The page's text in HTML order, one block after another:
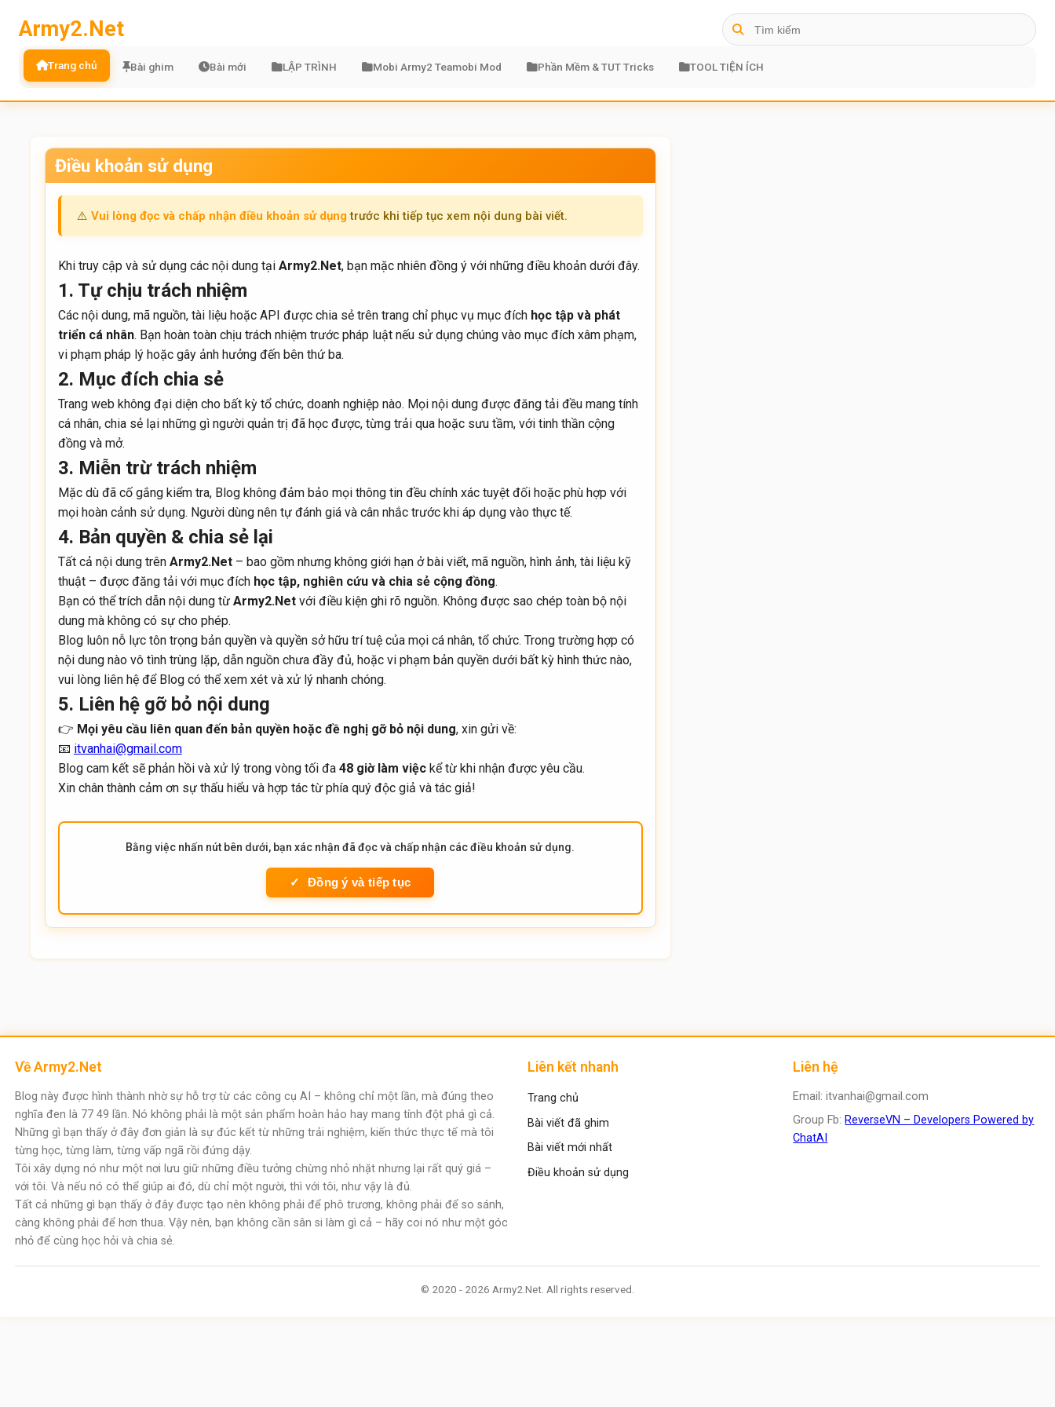
Army2.Net
Trang chủ Bài ghim Bài mới LẬP TRÌNH Mobi Army2 Teamobi Mod Phần Mềm & TUT Tricks TOOL TIỆN ÍCH
Điều khoản sử dụng
⚠️ Vui lòng đọc và chấp nhận điều khoản sử dụng trước khi tiếp tục xem nội dung bài viết.
Khi truy cập và sử dụng các nội dung tại Army2.Net, bạn mặc nhiên đồng ý với những điều khoản dưới đây.
1. Tự chịu trách nhiệm
Các nội dung, mã nguồn, tài liệu hoặc API được chia sẻ trên trang chỉ phục vụ mục đích học tập và phát
triển cá nhân. Bạn hoàn toàn chịu trách nhiệm trước pháp luật nếu sử dụng chúng vào mục đích xâm phạm,
vi phạm pháp lý hoặc gây ảnh hưởng đến bên thứ ba.
2. Mục đích chia sẻ
Trang web không đại diện cho bất kỳ tổ chức, doanh nghiệp nào. Mọi nội dung được đăng tải đều mang tính
cá nhân, chia sẻ lại những gì người quản trị đã học được, từng trải qua hoặc sưu tầm, với tinh thần cộng
đồng và mở.
3. Miễn trừ trách nhiệm
Mặc dù đã cố gắng kiểm tra, Blog không đảm bảo mọi thông tin đều chính xác tuyệt đối hoặc phù hợp với
mọi hoàn cảnh sử dụng. Người dùng nên tự đánh giá và cân nhắc trước khi áp dụng vào thực tế.
4. Bản quyền & chia sẻ lại
Tất cả nội dung trên Army2.Net– bao gồm nhưng không giới hạn ở bài viết, mã nguồn, hình ảnh, tài liệu kỹ
thuật – được đăng tải với mục đích học tập, nghiên cứu và chia sẻ cộng đồng.
Bạn có thể trích dẫn nội dung từ Army2.Netvới điều kiện ghi rõ nguồn. Không được sao chép toàn bộ nội
dung mà không có sự cho phép.
Blog luôn nỗ lực tôn trọng bản quyền và quyền sở hữu trí tuệ của mọi cá nhân, tổ chức. Trong trường hợp có
nội dung nào vô tình trùng lặp, dẫn nguồn chưa đầy đủ, hoặc vi phạm bản quyền dưới bất kỳ hình thức nào,
vui lòng liên hệ để Blog có thể xem xét và xử lý nhanh chóng.
5. Liên hệ gỡ bỏ nội dung
👉 Mọi yêu cầu liên quan đến bản quyền hoặc đề nghị gỡ bỏ nội dung, xin gửi về:
📧 itvanhai@gmail.com
Blog cam kết sẽ phản hồi và xử lý trong vòng tối đa 48 giờ làm việckể từ khi nhận được yêu cầu.
Xin chân thành cảm ơn sự thấu hiểu và hợp tác từ phía quý độc giả và tác giả!
Bằng việc nhấn nút bên dưới, bạn xác nhận đã đọc và chấp nhận các điều khoản sử dụng.
Đồng ý và tiếp tục
Về Army2.Net
Blog này được hình thành nhờ sự hỗ trợ từ các công cụ AI – không chỉ một lần, mà đúng theo
nghĩa đen là 77 49 lần. Nó không phải là một sản phẩm hoàn hảo hay mang tính đột phá gì cả.
Những gì bạn thấy ở đây đơn giản là sự đúc kết từ những trải nghiệm, kiến thức thực tế mà tôi
từng học, từng làm, từng vấp ngã rồi đứng dậy.
Tôi xây dựng nó như một nơi lưu giữ những điều tưởng chừng nhỏ nhặt nhưng lại rất quý giá –
với tôi. Và nếu nó có thể giúp ai đó, dù chỉ một người, thì với tôi, như vậy là đủ.
Tất cả những gì bạn thấy ở đây được tạo nên không phải để phô trương, không phải để so sánh,
càng không phải để hơn thua. Vậy nên, bạn không cần sân si làm gì cả – hãy coi nó như một góc
nhỏ để cùng học hỏi và chia sẻ.
Liên kết nhanh
Trang chủ
Bài viết đã ghim
Bài viết mới nhất
Điều khoản sử dụng
Liên hệ
Email: itvanhai@gmail.com
Group Fb: ReverseVN – Developers Powered by
ChatAI
© 2020 - 2026 Army2.Net. All rights reserved.